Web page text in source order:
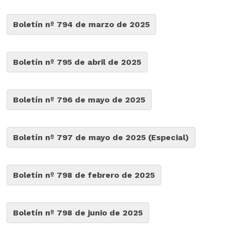
Boletín nº 794 de marzo de 2025
Boletín nº 795 de abril de 2025
Boletín nº 796 de mayo de 2025
Boletín nº 797 de mayo de 2025 (Especial)
Boletín nº 798 de febrero de 2025
Boletín nº 798 de junio de 2025